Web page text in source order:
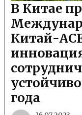
В Китае
Китай-
года